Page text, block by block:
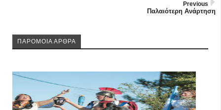
Previous
Παλαιότερη Ανάρτηση
ΠΑΡΟΜΟΙΑ ΑΡΘΡΑ